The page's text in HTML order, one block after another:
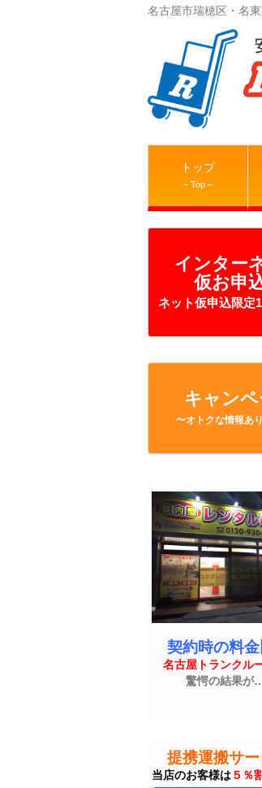
名古屋市瑞穂区・名
トップ
– Top –
インター
仮お申
ネット仮申込限定
キャンペ
〜オトクな情報あ
契約時の料金
名古屋トランクル
驚愕の結果が
提携運搬サー
当店のお客様は５％